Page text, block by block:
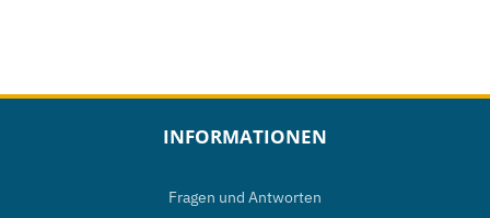
INFORMATIONEN
Fragen und Antworten